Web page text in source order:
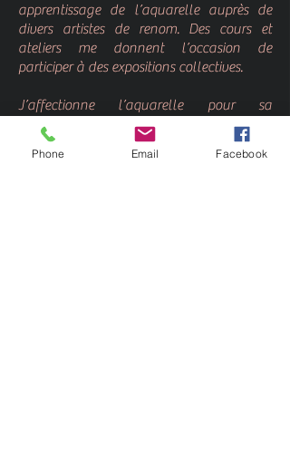
apprentissage de l’aquarelle auprès de
divers artistes de renom. Des cours et
ateliers me donnent l’occasion de
participer à des expositions collectives.
J’affectionne l’aquarelle pour sa
transparence et les surprises que m’offre
son imprévisibilité. Je peins principalement
à partir de photos prises lors de mes
Phone Email Facebook